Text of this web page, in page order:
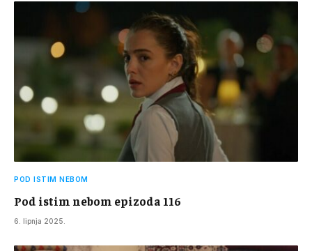
POD ISTIM NEBOM
Pod istim nebom epizoda 116
6. lipnja 2025.